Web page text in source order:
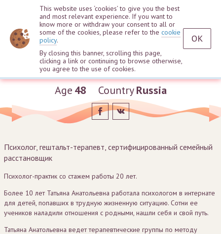
Tatiana Agapova
Age 48 CountryRussia
Психолог, гештальт-терапевт, сертифицированный семейный
расстановщик
Психолог-практик со стажем работы 20 лет.
Более 10 лет Татьяна Анатольевна работала психологом в интернате
для детей, попавших в трудную жизненную ситуацию. Сотни ее
учеников наладили отношения с родными, нашли себя и свой путь.
Татьяна Анатольевна ведет терапевтические группы по методу
This website uses ‘cookies’ to give you the best
and most relevant experience. If you want to
know more or withdraw your consent to all or
some of the cookies, please refer to the cookie
policy.
By closing this banner, scrolling this page,
clicking a link or continuing to browse otherwise,
you agree to the use of cookies.
OK